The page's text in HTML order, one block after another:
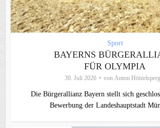
Sport
BAYERNS
FÜR OLYMPIA
30. Juli 2026 von Anton
Die Bürgerallianz Bayern stellt sich
Bewerbung der Landeshauptstadt